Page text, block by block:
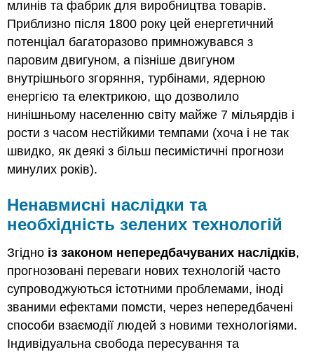
млинів та фабрик для виробництва товарів.
Приблизно після 1800 року цей енергетичний
потенціал багаторазово примножувався з
паровим двигуном, а пізніше двигуном
внутрішнього згоряння, турбінами, ядерною
енергією та електрикою, що дозволило
нинішньому населенню світу майже 7 мільярдів і
рости з часом нестійкими темпами (хоча і не так
швидко, як деякі з більш песимістичні прогнози
минулих років).
Ненавмисні наслідки та
необхідність зелених технологій
Згідно із законом непередбачуваних наслідків,
прогнозовані переваги нових технологій часто
супроводжуються істотними проблемами, іноді
званими ефектами помсти, через непередбачені
способи взаємодії людей з новими технологіями.
Індивідуальна свобода пересування та